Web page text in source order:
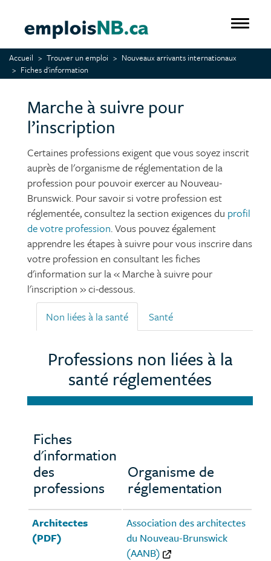
contenu
principal
Accueil Trouver un emploi
Nouveaux arrivants internationaux
Fiches d'information
Marche à suivre pour
l’inscription
Certaines professions exigent que vous soyez inscrit
auprès de l'organisme de réglementation de la
profession pour pouvoir exercer au Nouveau-
Brunswick. Pour savoir si votre profession est
réglementée, consultez la section exigences du profil
de votre profession. Vous pouvez également
apprendre les étapes à suivre pour vous inscrire dans
votre profession en consultant les fiches
d'information sur la « Marche à suivre pour
l'inscription » ci-dessous.
Non liées à la santé
Santé
Professions non liées à la
santé réglementées
Fiches
d'information
des
professions
Organisme de
réglementation
Architectes
(PDF)
Association des architectes
du Nouveau-Brunswick
(AANB)